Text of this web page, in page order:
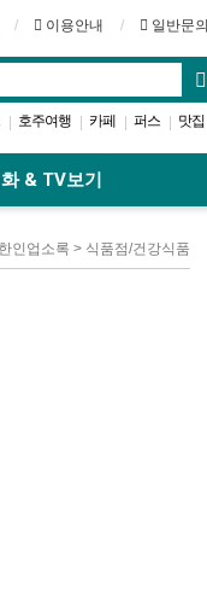
이용안내 일반문의
| 호주여행 | 카페 | 퍼스 | 맛집
& TV보기
인업소록 > 식품점/건강식품